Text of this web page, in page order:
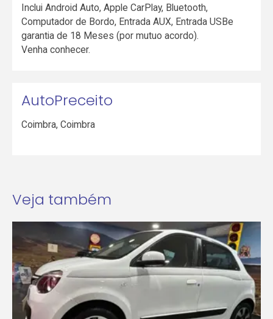
Inclui Android Auto, Apple CarPlay, Bluetooth,
Computador de Bordo, Entrada AUX, Entrada USBe
garantia de 18 Meses (por mutuo acordo).
Venha conhecer.
AutoPreceito
Coimbra,Coimbra
Veja também